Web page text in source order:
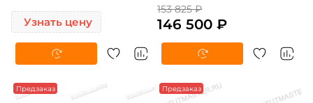
Узнать цену
153 825 ₽
146 500 ₽
Предзаказ Предзаказ